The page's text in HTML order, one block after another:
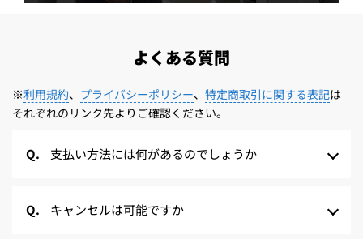
よくある質問
※利用規約、 プライバシーポリシー、 特定商取引に関する表記は
それぞれのリンク先よりご確認ください。
支払い方法には何があるのでしょうか
キャンセルは可能ですか